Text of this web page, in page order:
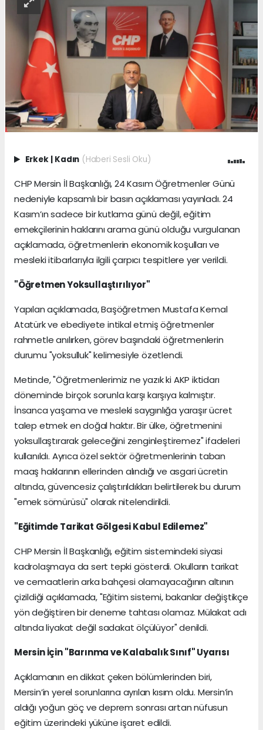
Erkek Kadın (Haberi Sesli Oku)
CHP Mersin İl Başkanlığı, 24 Kasım Öğretmenler Günü
nedeniyle kapsamlı bir basın açıklaması yayınladı. 24
Kasım’ın sadece bir kutlama günü değil, eğitim
emekçilerinin haklarını arama günü olduğu vurgulanan
açıklamada, öğretmenlerin ekonomik koşulları ve
mesleki itibarlarıyla ilgili çarpıcı tespitlere yer verildi.
​"Öğretmen Yoksullaştırılıyor"
​Yapılan açıklamada, Başöğretmen Mustafa Kemal
Atatürk ve ebediyete intikal etmiş öğretmenler
rahmetle anılırken, görev başındaki öğretmenlerin
durumu "yoksulluk" kelimesiyle özetlendi.
​Metinde, "Öğretmenlerimiz ne yazık ki AKP iktidarı
döneminde birçok sorunla karşı karşıya kalmıştır.
İnsanca yaşama ve mesleki saygınlığa yaraşır ücret
talep etmek en doğal haktır. Bir ülke, öğretmenini
yoksullaştırarak geleceğini zenginleştiremez" ifadeleri
kullanıldı. Ayrıca özel sektör öğretmenlerinin taban
maaş haklarının ellerinden alındığı ve asgari ücretin
altında, güvencesiz çalıştırıldıkları belirtilerek bu durum
"emek sömürüsü" olarak nitelendirildi.
​"Eğitimde Tarikat Gölgesi Kabul Edilemez"
​CHP Mersin İl Başkanlığı, eğitim sistemindeki siyasi
kadrolaşmaya da sert tepki gösterdi. Okulların tarikat
ve cemaatlerin arka bahçesi olamayacağının altının
çizildiği açıklamada, "Eğitim sistemi, bakanlar değiştikçe
yön değiştiren bir deneme tahtası olamaz. Mülakat adı
altında liyakat değil sadakat ölçülüyor" denildi.
Mersin İçin "Barınma ve Kalabalık Sınıf" Uyarısı
​Açıklamanın en dikkat çeken bölümlerinden biri,
Mersin’in yerel sorunlarına ayrılan kısım oldu. Mersin’in
aldığı yoğun göç ve deprem sonrası artan nüfusun
eğitim üzerindeki yüküne işaret edildi.